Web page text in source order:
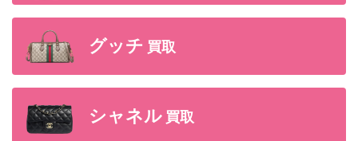
グッチ 買取
シャネル 買取